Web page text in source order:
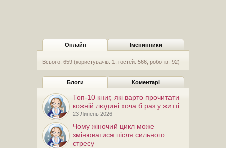
Онлайн Іменинники
Всього: 659 (користувачів: 1, гостей: 566, роботів: 92)
Блоги Коментарі
Топ-10 книг, які варто прочитати
кожній людині хоча б раз у житті
23 Липень 2026
Чому жіночий цикл може
змінюватися після сильного
стресу